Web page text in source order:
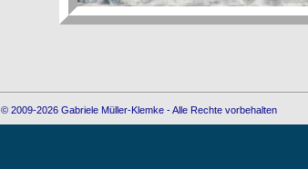
© 2009-2026 Gabriele Müller-Klemke - Alle Rechte vorbehalten